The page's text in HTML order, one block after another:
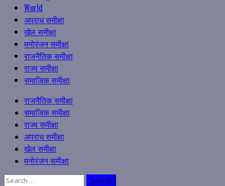
World
अपराध समीक्षा
खेल समीक्षा
मनोरंजन समीक्षा
राजनैतिक समीक्षा
राज्य समीक्षा
समाजिक समीक्षा
Primary
Menu
राजनैतिक समीक्षा
समाजिक समीक्षा
राज्य समीक्षा
अपराध समीक्षा
खेल समीक्षा
मनोरंजन समीक्षा
Search